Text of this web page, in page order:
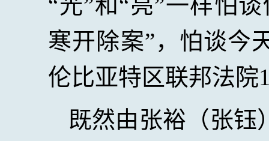
“光”和“亮”一样怕
寒开除案”，怕谈今
伦比亚特区联邦法院
既然由张裕（张钰